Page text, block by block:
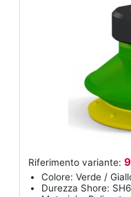
Riferimento variante:
Colore: Verde /
Durezza Shore: